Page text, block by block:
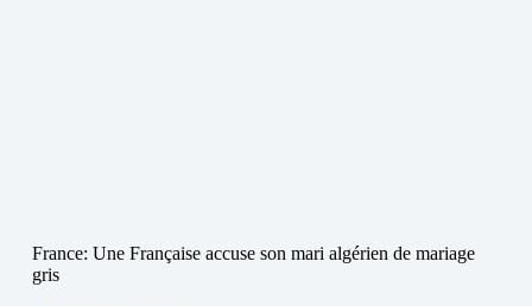
France: Une Française accuse son mari algérien de mariage
gris